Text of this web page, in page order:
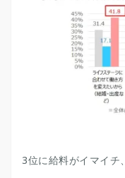
3位に給料がイマイチ